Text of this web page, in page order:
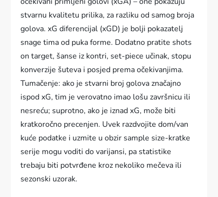
stvarnu kvalitetu prilika, za razliku od samog broja
golova. xG diferencijal (xGD) je bolji pokazatelj
snage tima od puka forme. Dodatno pratite shots
on target, šanse iz kontri, set-piece učinak, stopu
konverzije šuteva i posjed prema očekivanjima.
Tumačenje: ako je stvarni broj golova značajno
ispod xG, tim je verovatno imao lošu završnicu ili
nesreću; suprotno, ako je iznad xG, može biti
kratkoročno precenjen. Uvek razdvojite dom/van
kuće podatke i uzmite u obzir sample size-kratke
serije mogu voditi do varijansi, pa statistike
trebaju biti potvrđene kroz nekoliko mečeva ili
sezonski uzorak.